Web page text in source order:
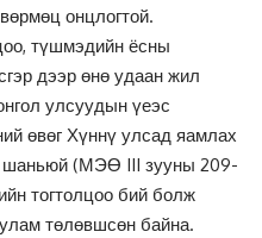
онцлогтой.
түшмэдийн ёсны
дээр өнө удаан жил
улсуудын үеэс
өвөг Хүннү улсад яамлах
шаньюй (МЭӨ III зууны 209-
тогтолцоо бий болж
төлөвшсөн байна.